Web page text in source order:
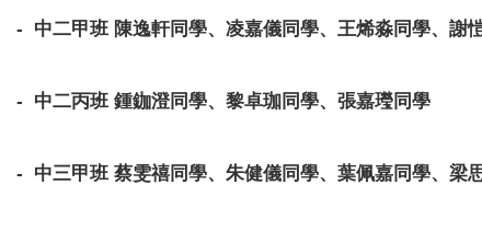
- 中二甲班 陳逸軒同學、凌嘉儀同學、王烯淼同學、謝
- 中二丙班 鍾鉫澄同學、黎卓珈同學、張嘉㼆同學
- 中三甲班 蔡雯禧同學、朱健儀同學、葉佩嘉同學、梁